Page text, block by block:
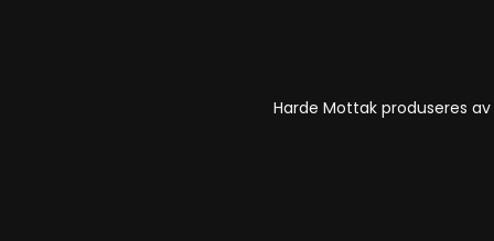
Harde Mottak produseres av